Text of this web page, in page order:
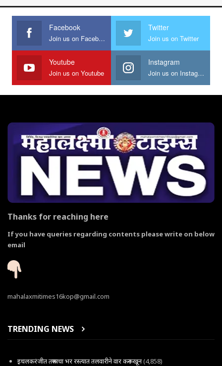
Facebook
Join us on Facebook
Twitter
Join us on Twitter
Youtube
Join us on Youtube
Instagram
Join us on Instagram
Thanks for reaching here
If you have queries regarding contents please write on below
email
mahalaxmitimes16kop@gmail.com
TRENDING NEWS
इचलकरंजीत तरूणाचा भर रस्त्यात तलवारीने वार करून खून(4,858)